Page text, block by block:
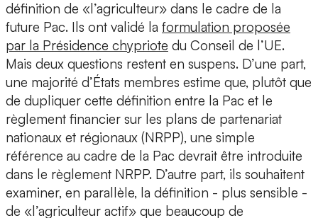
définition de «l’agriculteur» dans le cadre de la
future Pac. Ils ont validé la formulation proposée
par la Présidence chypriote du Conseil de l’UE.
Mais deux questions restent en suspens. D’une part,
une majorité d’États membres estime que, plutôt que
de dupliquer cette définition entre la Pac et le
règlement financier sur les plans de partenariat
nationaux et régionaux (NRPP), une simple
référence au cadre de la Pac devrait être introduite
dans le règlement NRPP. D’autre part, ils souhaitent
examiner, en parallèle, la définition - plus sensible -
de «l’agriculteur actif» que beaucoup de